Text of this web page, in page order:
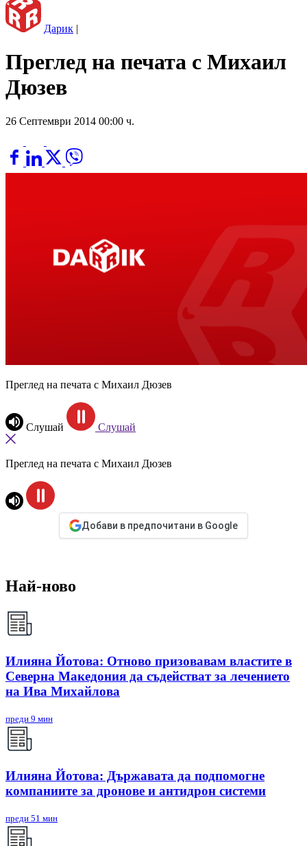
Дарик |
Преглед на печата с Михаил
Дюзев
26 Септември 2014 00:00 ч.
Преглед на печата с Михаил Дюзев
Слушай Слушай
Преглед на печата с Михаил Дюзев
Добави в предпочитани в Google
Най-ново
Илияна Йотова: Отново призовавам властите в
Северна Македония да съдействат за лечението
на Ива Михайлова
преди 9 мин
Илияна Йотова: Държавата да подпомогне
компаниите за дронове и антидрон системи
преди 51 мин